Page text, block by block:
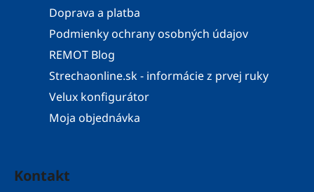
Doprava a platba
Podmienky ochrany osobných údajov
REMOT Blog
Strechaonline.sk - informácie z prvej ruky
Velux konfigurátor
Moja objednávka
Kontakt